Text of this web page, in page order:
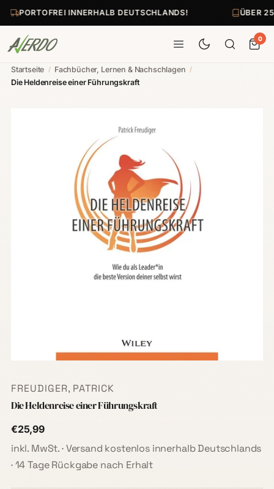
PORTOFREI INNERHALB DEUTSCHLANDS! ÜBER
0
Startseite / Fachbücher, Lernen & Nachschlagen /
Die Heldenreise einer Führungskraft
FREUDIGER, PATRICK
Die Heldenreise einer Führungskraft
€25,99
inkl. MwSt. · Versand kostenlos innerhalb Deutschlands
· 14 Tage Rückgabe nach Erhalt